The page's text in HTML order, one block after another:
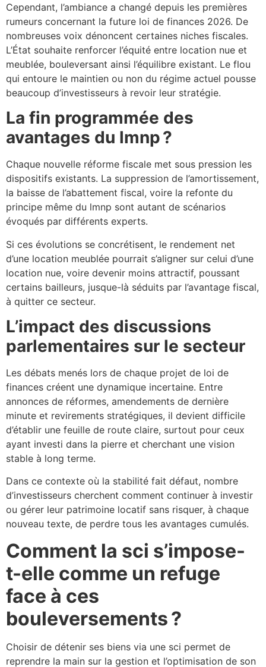
Cependant, l’ambiance a changé depuis les premières
rumeurs concernant la future loi de finances 2026. De
nombreuses voix dénoncent certaines niches fiscales.
L’État souhaite renforcer l’équité entre location nue et
meublée, bouleversant ainsi l’équilibre existant. Le flou
qui entoure le maintien ou non du régime actuel pousse
beaucoup d’investisseurs à revoir leur stratégie.
La fin programmée des
avantages du lmnp ?
Chaque nouvelle réforme fiscale met sous pression les
dispositifs existants. La suppression de l’amortissement,
la baisse de l’abattement fiscal, voire la refonte du
principe même du lmnp sont autant de scénarios
évoqués par différents experts.
Si ces évolutions se concrétisent, le rendement net
d’une location meublée pourrait s’aligner sur celui d’une
location nue, voire devenir moins attractif, poussant
certains bailleurs, jusque-là séduits par l’avantage fiscal,
à quitter ce secteur.
L’impact des discussions
parlementaires sur le secteur
Les débats menés lors de chaque projet de loi de
finances créent une dynamique incertaine. Entre
annonces de réformes, amendements de dernière
minute et revirements stratégiques, il devient difficile
d’établir une feuille de route claire, surtout pour ceux
ayant investi dans la pierre et cherchant une vision
stable à long terme.
Dans ce contexte où la stabilité fait défaut, nombre
d’investisseurs cherchent comment continuer à investir
ou gérer leur patrimoine locatif sans risquer, à chaque
nouveau texte, de perdre tous les avantages cumulés.
Comment la sci s’impose-
t-elle comme un refuge
face à ces
bouleversements ?
Choisir de détenir ses biens via une sci permet de
reprendre la main sur la gestion et l’optimisation de son